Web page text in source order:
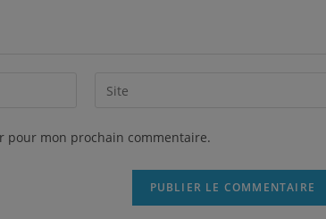
pour mon prochain commentaire.